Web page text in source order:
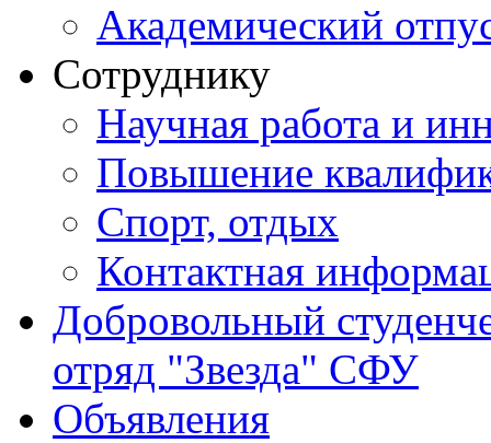
Академический
Сотруднику
Научная работа и
Повышение
Спорт, отдых
Контактная
Добровольный
отряд "Звезда" СФУ
Объявления